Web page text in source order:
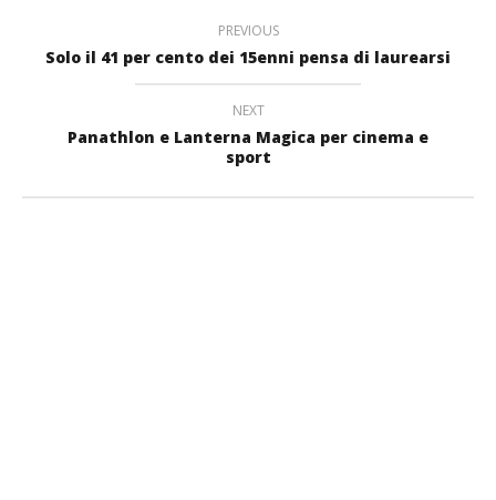
PREVIOUS
Solo il 41 per cento dei 15enni pensa di laurearsi
NEXT
Panathlon e Lanterna Magica per cinema e
sport